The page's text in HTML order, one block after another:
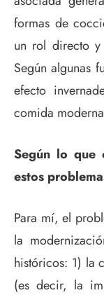
formas de
un rol directo y
Según algunas
efecto
comida
Según lo que
estos
Para mí, el
la
históricos: 1) la
(es decir, la